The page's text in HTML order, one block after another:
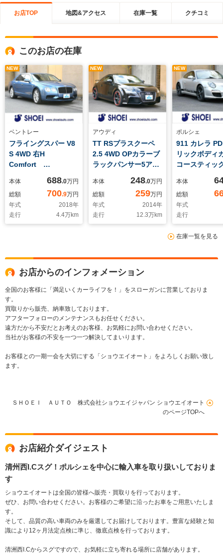
お店TOP 地図&アクセス 在庫一覧 クチコミ
このお店の在庫
NEW
ベントレー
フライングスパー V8
S 4WD 右H
Comfort
Interior Style
Specification
with Contrast
Stitchingコーナーエ
アサスパワークロージ
本体 688.0万円
総額
700.9万円
年式
2018年
走行
4.4万km
NEW
アウディ
TT RSプラスクーペ
2.5 4WD OPカラーブ
ラックパンサー5アー
ブラック&レッドサー
ボトロDISTT RSロ
ゴメータークルコン
SDナビDSRCシステ
ムRSスポーツサスカ
本体 248.0万円
総額
259万円
年式
2014年
走行
12.3万km
NEW
ポルシェ
911 カレラ
リックボディ
コースティ
イナー リヤ
ウワイパー
ックコーナー
イトPASM)ス
クロノパッケ
ノメーター無
本体
総額
年式
走行
在庫一覧を見る
お店からのインフォメーション
全国のお客様に「満足いくカーライフを！」をスローガンに営業しておりま
す。
買取りから販売、納車致しております。
アフターフォローのメンテナンスもお任せください。
遠方だから不安だとお考えのお客様、お気軽にお問い合わせください。
当社がお客様の不安を一つ一つ解決してまいります。
お客様との一期一会を大切にする「ショウエイオート」をよろしくお願い致し
ます。
ＳＨＯＥＩ ＡＵＴＯ 株式会社ショウエイジャパン ショウエイオート
のページTOPへ
お店紹介ダイジェスト
清州西I.Cスグ！ポルシェを中心に輸入車を取り扱いしておりま
す
ショウエイオートは全国の皆様へ販売・買取りを行っております。
ぜひ、お問い合わせください。お客様のご希望に沿ったお車をご用意いたしま
す。
そして、品質の高い車両のみを厳選してお届けしております。豊富な経験と知
識により12ヶ月法定点検に準じ、徹底点検を行っております。
清洲西I.Cからスグですので、お気軽に立ち寄れる場所に店舗があります。